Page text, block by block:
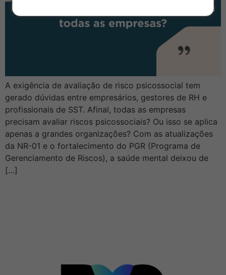
A exigência de avaliação de risco psicossocial tem
gerado dúvidas entre empresários, gestores de RH e
profissionais de SST. Afinal, todas as empresas
precisam avaliar riscos psicossociais? Ou isso se aplica
apenas a grandes organizações? Com as atualizações
da NR-01 e o fortalecimento do PGR (Programa de
Gerenciamento de Riscos), a saúde mental deixou de
[…]